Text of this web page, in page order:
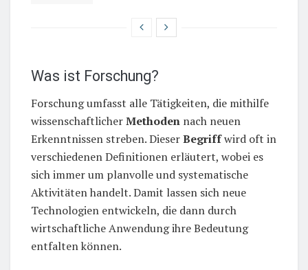
Was ist Forschung?
Forschung umfasst alle Tätigkeiten, die mithilfe
wissenschaftlicherMethoden nach neuen
Erkenntnissen streben. DieserBegriffwird oft in
verschiedenen Definitionen erläutert, wobei es
sich immer um planvolle und systematische
Aktivitäten handelt. Damit lassen sich neue
Technologien entwickeln, die dann durch
wirtschaftliche Anwendung ihre Bedeutung
entfalten können.